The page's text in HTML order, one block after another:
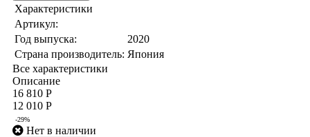
Характеристики
Артикул:
Год выпуска:
2020
Страна производитель: Япония
Все характеристики
Описание
16 810 Р
12 010 Р
-29%
Нет в наличии